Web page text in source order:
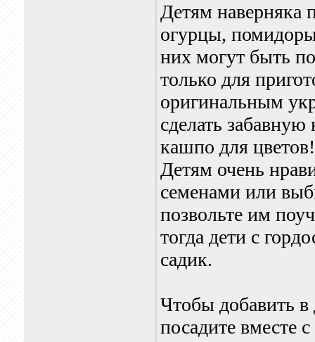
Детям наверняка
огурцы,
них могут быть
только для
оригинальным
сделать
кашпо для цветов!
Детям очень
семенами или
позвольте им
тогда дети с
садик.
Чтобы добавить в
посадите вместе